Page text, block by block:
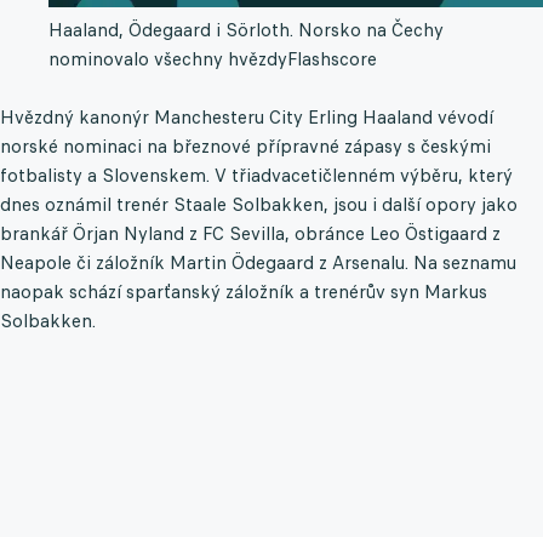
Haaland, Ödegaard i Sörloth. Norsko na Čechy
nominovalo všechny hvězdyFlashscore
Hvězdný kanonýr Manchesteru City Erling Haaland vévodí
norské nominaci na březnové přípravné zápasy s českými
fotbalisty a Slovenskem. V třiadvacetičlenném výběru, který
dnes oznámil trenér Staale Solbakken, jsou i další opory jako
brankář Örjan Nyland z FC Sevilla, obránce Leo Östigaard z
Neapole či záložník Martin Ödegaard z Arsenalu. Na seznamu
naopak schází sparťanský záložník a trenérův syn Markus
Solbakken.